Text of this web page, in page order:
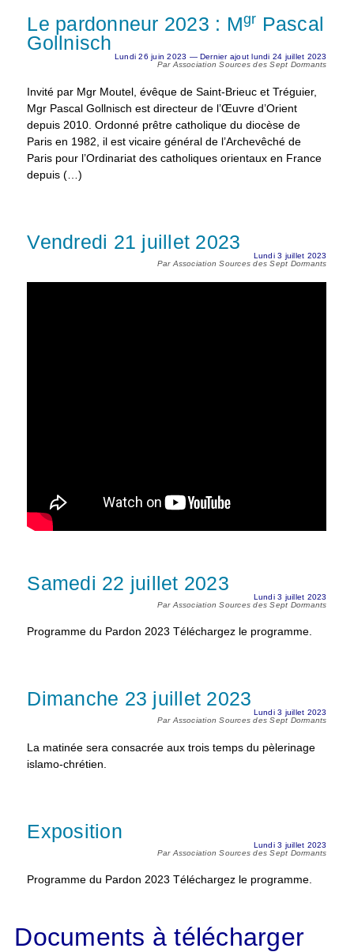
Le pardonneur 2023 : Mgr Pascal
Gollnisch
Lundi 26 juin 2023 — Dernier ajout lundi 24 juillet 2023
Par Association Sources des Sept Dormants
Invité par Mgr Moutel, évêque de Saint-Brieuc et Tréguier,
Mgr Pascal Gollnisch est directeur de l’Œuvre d’Orient
depuis 2010. Ordonné prêtre catholique du diocèse de
Paris en 1982, il est vicaire général de l’Archevêché de
Paris pour l’Ordinariat des catholiques orientaux en France
depuis (…)
Vendredi 21 juillet 2023
Lundi 3 juillet 2023
Par Association Sources des Sept Dormants
Samedi 22 juillet 2023
Lundi 3 juillet 2023
Par Association Sources des Sept Dormants
Programme du Pardon 2023 Téléchargez le programme.
Dimanche 23 juillet 2023
Lundi 3 juillet 2023
Par Association Sources des Sept Dormants
La matinée sera consacrée aux trois temps du pèlerinage
islamo-chrétien.
Exposition
Lundi 3 juillet 2023
Par Association Sources des Sept Dormants
Programme du Pardon 2023 Téléchargez le programme.
Documents à télécharger